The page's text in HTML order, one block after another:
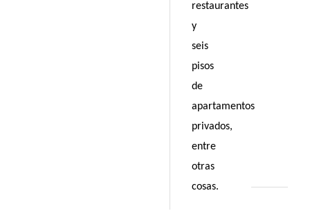
restaurantes
y
seis
pisos
de
apartamentos
privados,
entre
otras
cosas.